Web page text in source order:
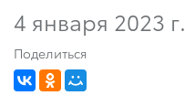
4 января 2023 г.
Поделиться